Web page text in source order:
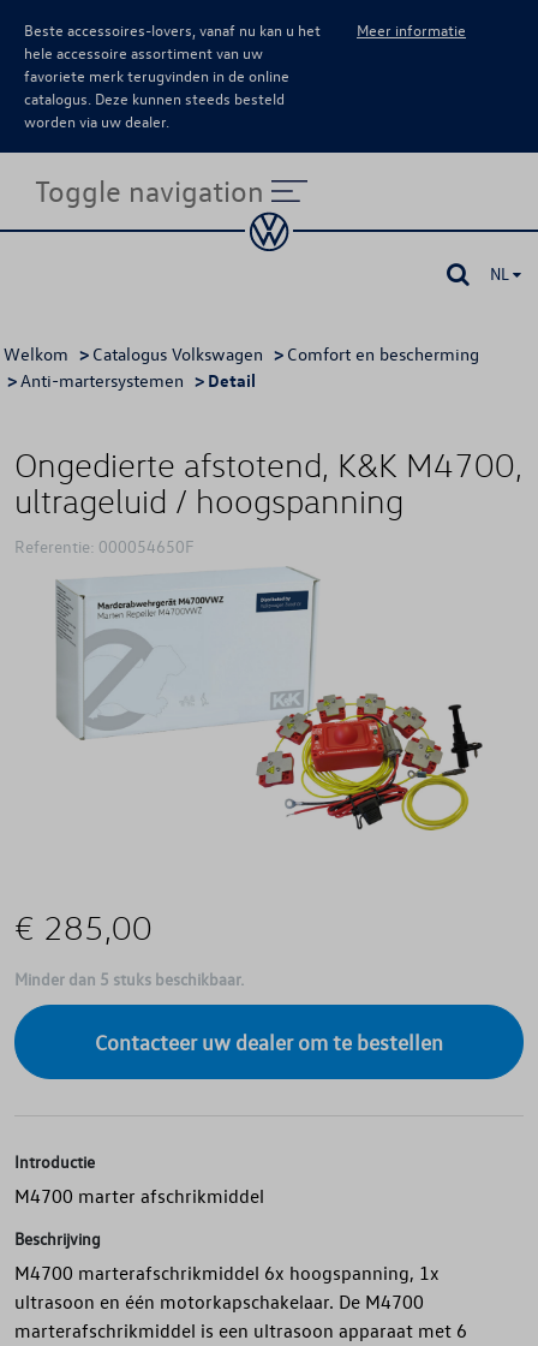
Beste accessoires-lovers, vanaf nu kan u het
hele accessoire assortiment van uw
favoriete merk terugvinden in de online
catalogus. Deze kunnen steeds besteld
worden via uw dealer.
Meer informatie
Toggle navigation
NL
Welkom > Catalogus Volkswagen > Comfort en bescherming
>Anti-martersystemen > Detail
Ongedierte afstotend, K&K M4700,
ultrageluid / hoogspanning
Referentie: 000054650F
€ 285,00
Minder dan 5 stuks beschikbaar.
Contacteer uw dealer om te bestellen
Introductie
M4700 marter afschrikmiddel
Beschrijving
M4700 marterafschrikmiddel 6x hoogspanning, 1x
ultrasoon en één motorkapschakelaar. De M4700
marterafschrikmiddel is een ultrasoon apparaat met 6